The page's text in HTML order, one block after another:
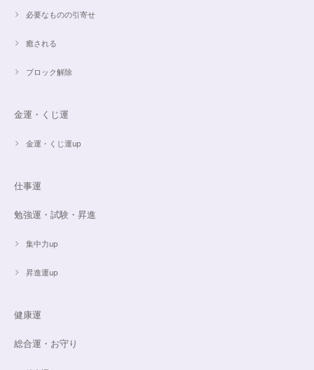
必要なものの引寄せ
癒される
ブロック解除
金運・くじ運
金運・くじ運up
仕事運
勉強運・試験・昇進
集中力up
昇進運up
健康運
総合運・お守り